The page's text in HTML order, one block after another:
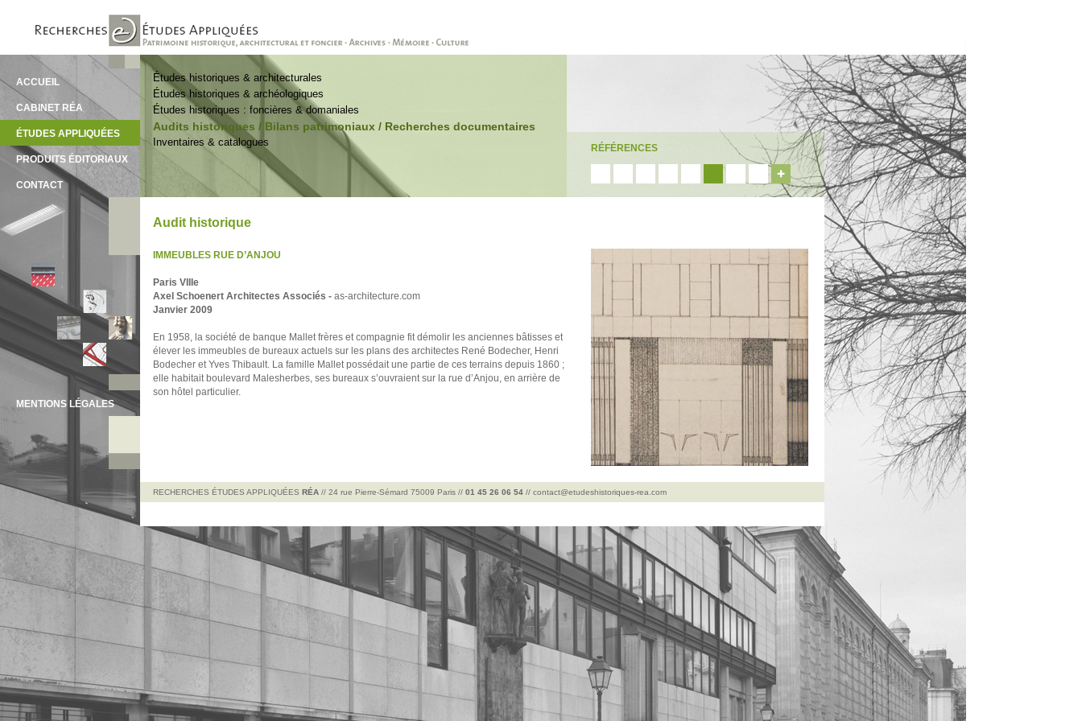
Études historiques & architecturales
Études historiques & archéologiques
Études historiques : foncières & domaniales
Audits historiques / Bilans patrimoniaux / Recherches documentaires
Inventaires & catalogues RÉFÉRENCES
ACCUEIL
CABINET RÉA
ÉTUDES APPLIQUÉES
PRODUITS ÉDITORIAUX
CONTACT
MENTIONS LÉGALES
Audit historique
IMMEUBLES RUE D’ANJOU
Paris VIIIe
Axel Schoenert Architectes Associés - as-architecture.com
Janvier 2009
En 1958, la société de banque Mallet frères et compagnie fit démolir les anciennes bâtisses et
élever les immeubles de bureaux actuels sur les plans des architectes René Bodecher, Henri
Bodecher et Yves Thibault. La famille Mallet possédait une partie de ces terrains depuis 1860 ;
elle habitait boulevard Malesherbes, ses bureaux s’ouvraient sur la rue d’Anjou, en arrière de
son hôtel particulier.
RECHERCHES ÉTUDES APPLIQUÉES RÉA // 24 rue Pierre-Sémard 75009 Paris // 01 45 26 06 54 // contact@etudeshistoriques-rea.com